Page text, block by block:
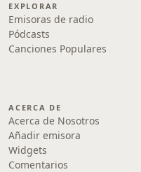
EXPLORAR
Emisoras de radio
Pódcasts
Canciones Populares
ACERCA DE
Acerca de Nosotros
Añadir emisora
Widgets
Comentarios